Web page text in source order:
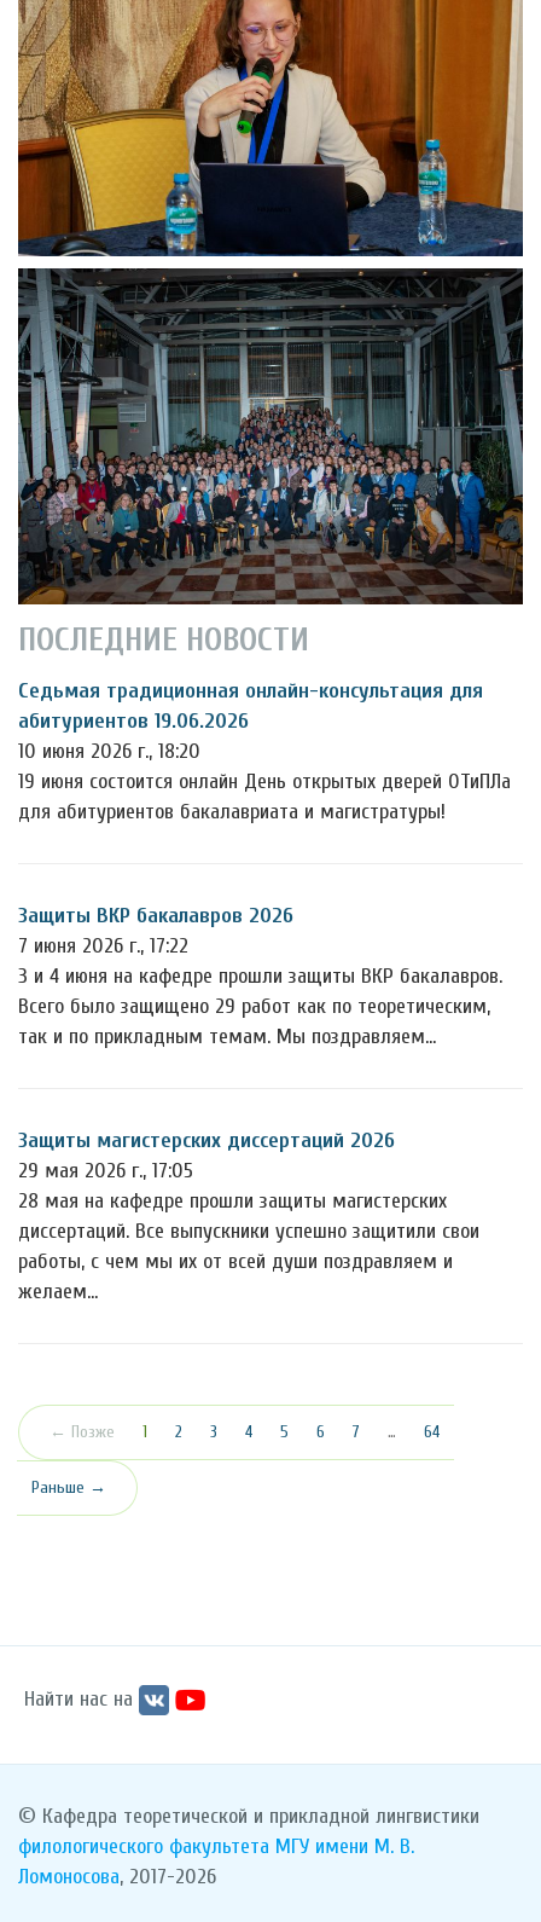
ПОСЛЕДНИЕ НОВОСТИ
Седьмая традиционная онлайн-консультация для
абитуриентов 19.06.2026
10 июня 2026 г., 18:20
19 июня состоится онлайн День открытых дверей ОТиПЛа
для абитуриентов бакалавриата и магистратуры!
Защиты ВКР бакалавров 2026
7 июня 2026 г., 17:22
3 и 4 июня на кафедре прошли защиты ВКР бакалавров.
Всего было защищено 29 работ как по теоретическим,
так и по прикладным темам. Мы поздравляем…
Защиты магистерских диссертаций 2026
29 мая 2026 г., 17:05
28 мая на кафедре прошли защиты магистерских
диссертаций. Все выпускники успешно защитили свои
работы, с чем мы их от всей души поздравляем и
желаем…
← Позже 1 (текущая)
2 3 4 5 6 7 … 64
Раньше →
Найти нас на
© Кафедра теоретической и прикладной лингвистики
филологического факультета МГУ имени М. В.
Ломоносова, 2017-2026